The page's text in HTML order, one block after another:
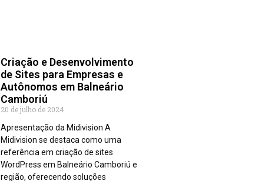
Criação e Desenvolvimento
de Sites para Empresas e
Autônomos em Balneário
Camboriú
20 de julho de 2024
Apresentação da Midivision A
Midivision se destaca como uma
referência em criação de sites
WordPress em Balneário Camboriú e
região, oferecendo soluções